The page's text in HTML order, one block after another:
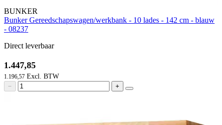
BUNKER
Bunker Gereedschapswagen/werkbank - 10 lades - 142 cm - blauw
- 08237
Direct leverbaar
1.447,85
1.196,57
− +